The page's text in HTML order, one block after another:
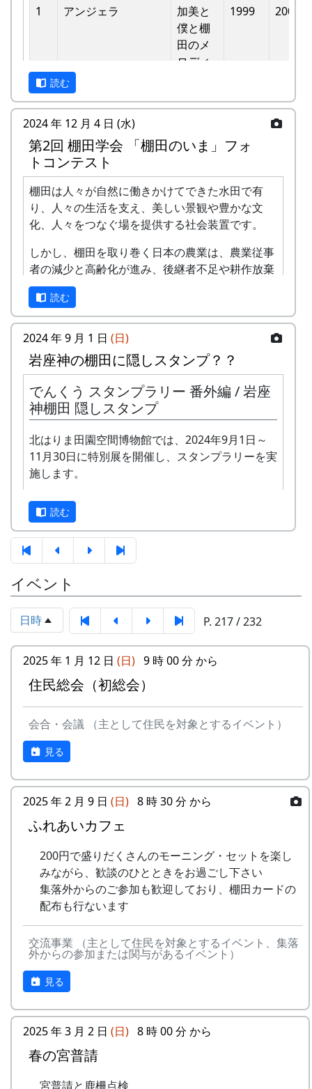
1
アンジェラ
加美と
僕と棚
⽥のメ
ロディ
1999 2002
- アンジェラ
⽥の中
- アンジェラ
棚⽥の
1999
- アンジェラ
棚⽥の
ステー
ジへ
1999
- アンジェラ
⻩⾦の
海
1999
2
グリーンマウンテン
ボーイズ
みんな
-
グリーンマウンテン
ボーイズ
あした
は帰ろ
2000
ボーイズ
ってい
る
2002
- ⽉ーアカリ
4
H CORPORATION
(II)
僕の中
のふる
さと
- H CORPORATION
きたよ
- HCORPORATION(II)
5
メシアとポン四郎バ
ンド
棚⽥の
イネに
1999 2002
-
メシアとポン四郎バ
の⾥へ
メシアとポン四郎バ
ンド
⽔と太
で
1999 2001
6 MASA BAND
この町
1999 2000
⾵〜棚
⽥'99〜
- MASA BAND
読む
2024 年 12 月 4 日 (水)
第2回 棚田学会 「棚田のいま」フォ
トコンテスト
棚田は人々が自然に働きかけてできた水田で有
り、人々の生活を支え、美しい景観や豊かな文
化、人々をつなぐ場を提供する社会装置です。
しかし、棚田を取り巻く日本の農業は、農業従事
者の減少と高齢化が進み、後継者不足や耕作放棄
地の増大を生じています。
このような危機に直面している日本の農業・農村
を守るためには、その基盤となる棚田を維持・保
全することが国民共通の課題となっています。
棚田学会は、長年にわたり棚田に関する研究・啓
蒙を行ってきましたが、新たに「棚田のいま」を
テーマに棚田の現状を写真に捉え、広く国民に発
信して棚田の維持・保全に寄与したいと考え、こ
こに、棚田学会主催の第2回 棚田学会 「棚田のい
ま」 フォトコンテストを下記のように開催しま
す。奮ってご応募ください。
応募
資格
棚田保全に関心のある方はどなたでも
応募できます
募集
期間
2024年10月1日 ～ 2025年2月29日
応募
方法
下記フォームから応募してください
応募
一人3点までとします。一点ずつ別々
応募
作品
の要
日本国内の棚田地域を対象としたもの
で、2021年4月1日以降に撮影され、未
発表のもの
審査
棚田学会内に審査委員会を設け、公正
に審査します
賞品
与します
入賞
作品
・棚田学会2025年度棚田学会総会
（2025年8月予定）で発表します。
読む
2024 年 9 月 1 日 (日)
岩座神の棚田に隠しスタンプ？？
でんくう スタンプラリー 番外編 / 岩座
神棚田 隠しスタンプ
北はりま田園空間博物館では、2024年9月1日～
11月30日に特別展を開催し、スタンプラリーを実
施します。
正式なスタンプラリーは何カ所も行かないと達成
できませんが、No. 173 「棚田の里 岩座神」に
は、何と、1個だけで達成できる隠しスタンプが
置いてあります。このスタンプは、北はりまエコ
ミュージアムで100円割引券として使えます。
イベントのときに来て下さい
ただし、スタンプを置いている岩座神の公会堂は
ふだんは閉まっていますので、いつ来てもスタン
プを押せるわけではありません。
毎月第2日曜日の「ふれあいカフェ」や、10月20
日の「棚田の収穫祭」など、岩座神のイベントの
時においでください。
2024-09-08 ふれあいカフェ
2024-10-13 ふれあいカフェ
スタンプの台帳 = まるごとガイド
スタンプラリーでは、『まるごとガイド』をスタ
ンプ台帳として使います。
「棚田の里 岩座神」は 69 ページ、No. 173 で
す。
スタンプラリー
正式なスタンプラリーには、アナログ5コース、
デジタル3コースがあり、達成した人には以下の
特典があたえられます。
抽選で3名様に「博物館セット」
達成者にもれなく「コンプリート賞」
特別展マグネット（5個セット）
ガチャ1回チャレンジ
詳しくは 北はりま田園空間博物館 特別展＞スタ
読む
イベント
日時 P. 217 / 232
2025 年 1 月 12 日 (日) 9 時 00 分 から
住民総会（初総会）
会合・会議 （主として住民を対象とするイベント）
見る
2025 年 2 月 9 日 (日) 8 時 30 分 から
ふれあいカフェ
200円で盛りだくさんのモーニング・セットを楽し
みながら、歓談のひとときをお過ごし下さい
集落外からのご参加も歓迎しており、棚田カードの
配布も行ないます
交流事業 （主として住民を対象とするイベント、集落
外からの参加または関与があるイベント）
見る
2025 年 3 月 2 日 (日) 8 時 00 分 から
春の宮普請
宮普請と鹿柵点検